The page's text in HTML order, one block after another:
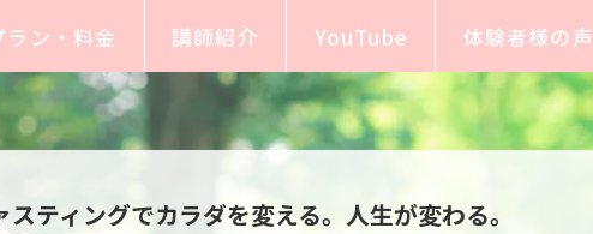
ラン・料金 講師紹介 YouTube 体験者様の声
スティングでカラダを変える。人生が変わる。